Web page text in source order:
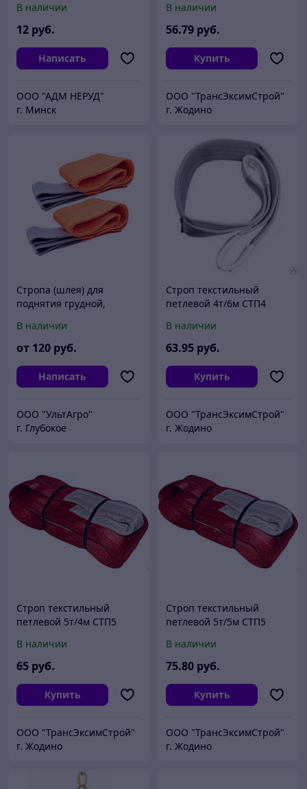
(биг-бэг)
В наличии
12 руб.
Написать
ООО "АДМ НЕРУД"
г. Минск
В наличии
56.79 руб.
Купить
ООО "ТрансЭксимСтрой"
г. Жодино
Стропа (шлея) для
поднятия грудной,
1200х30
В наличии
от 120 руб.
Написать
ООО "УльтАгро"
г. Глубокое
Строп текстильный
петлевой 4т/6м СТП4
В наличии
63.95 руб.
Купить
ООО "ТрансЭксимСтрой"
г. Жодино
Строп текстильный
петлевой 5т/4м СТП5
В наличии
65 руб.
Купить
ООО "ТрансЭксимСтрой"
г. Жодино
Строп текстильный
петлевой 5т/5м СТП5
В наличии
75.80 руб.
Купить
ООО "ТрансЭксимСтрой"
г. Жодино